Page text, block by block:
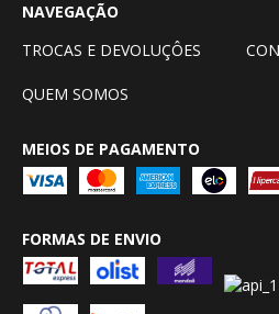
NAVEGAÇÃO
TROCAS E DEVOLUÇÔES
QUEM SOMOS
MEIOS DE PAGAMENTO
FORMAS DE ENVIO